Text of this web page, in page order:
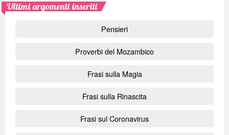
Ultimi argomenti inseriti
Pensieri
Proverbi del Mozambico
Frasi sulla Magia
Frasi sulla Rinascita
Frasi sul Coronavirus